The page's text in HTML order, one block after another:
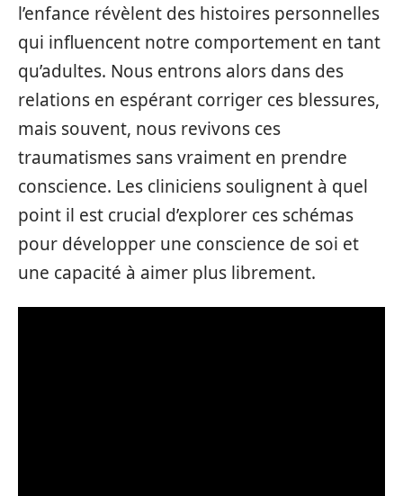
l’enfance révèlent des histoires personnelles
qui influencent notre comportement en tant
qu’adultes. Nous entrons alors dans des
relations en espérant corriger ces blessures,
mais souvent, nous revivons ces
traumatismes sans vraiment en prendre
conscience. Les cliniciens soulignent à quel
point il est crucial d’explorer ces schémas
pour développer une conscience de soi et
une capacité à aimer plus librement.